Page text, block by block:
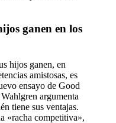
ganen en los
hijos ganen, en
amistosas, es
ensayo de Good
argumenta
tiene sus ventajas.
«racha competitiva»,